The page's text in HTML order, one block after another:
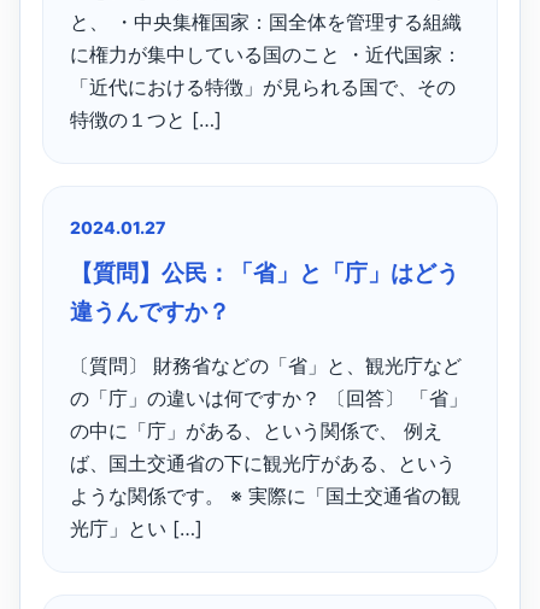
と、 ・中央集権国家：国全体を管理する組織
に権力が集中している国のこと ・近代国家：
「近代における特徴」が見られる国で、その
特徴の１つと […]
2024.01.27
【質問】公民：「省」と「庁」はどう
違うんですか？
〔質問〕 財務省などの「省」と、観光庁など
の「庁」の違いは何ですか？ 〔回答〕 「省」
の中に「庁」がある、という関係で、 例え
ば、国土交通省の下に観光庁がある、という
ような関係です。 ※ 実際に「国土交通省の観
光庁」とい […]